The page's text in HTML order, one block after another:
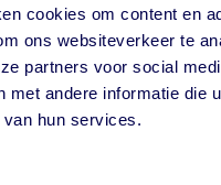
cookies om content en
ons websiteverkeer te
partners voor social
met andere informatie die
van hun services.